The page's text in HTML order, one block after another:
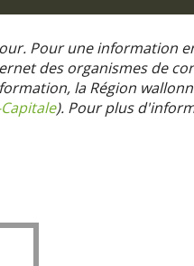
Pour une information
des organismes de
la Région
). Pour plus